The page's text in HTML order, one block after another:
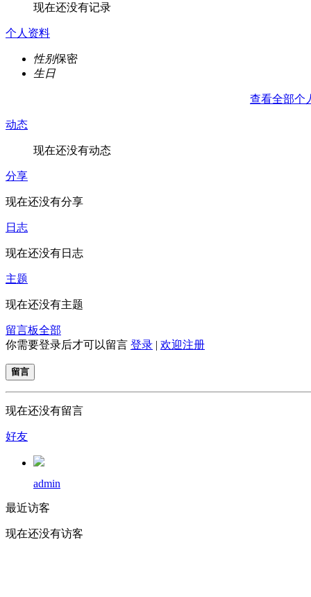
现在还没有记录
个人资料
性别保密
生日
查看全部个
动态
现在还没有动态
分享
现在还没有分享
日志
现在还没有日志
主题
现在还没有主题
留言板全部
你需要登录后才可以留言 登录 | 欢迎注册
留言
现在还没有留言
好友
admin
最近访客
现在还没有访客